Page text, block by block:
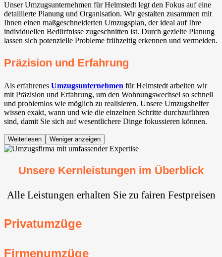
Unser Umzugsunternehmen für Helmstedt legt den Fokus auf eine
detaillierte Planung und Organisation. Wir gestalten zusammen mit
Ihnen einen maßgeschneiderten Umzugsplan, der ideal auf Ihre
individuellen Bedürfnisse zugeschnitten ist. Durch gezielte Planung
lassen sich potenzielle Probleme frühzeitig erkennen und vermeiden.
Präzision und Erfahrung
Als erfahrenes Umzugsunternehmen für Helmstedt arbeiten wir
mit Präzision und Erfahrung, um den Wohnungswechsel so schnell
und problemlos wie möglich zu realisieren. Unsere Umzugshelfer
wissen exakt, wann und wie die einzelnen Schritte durchzuführen
sind, damit Sie sich auf wesentlichere Dinge fokussieren können.
Weiterlesen Weniger anzeigen
Unsere Kernleistungen im Überblick
Alle Leistungen erhalten Sie zu fairen Festpreisen
Privatumzüge
Firmenumzüge